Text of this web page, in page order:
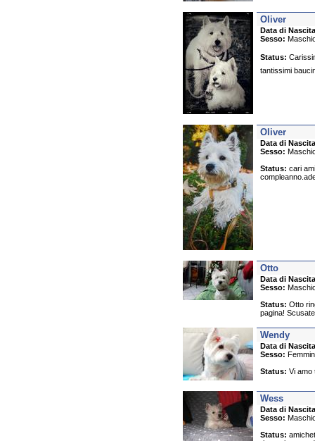
Oliver
Data di
Sesso:
Status:
tantissimi
Oliver
Data di
Sesso:
Status: cari
Otto
Data di
Sesso:
Status: Otto
pagina!
Wendy
Data di
Sesso:
Status: Vi amo
Wess
Data di
Sesso:
Status: